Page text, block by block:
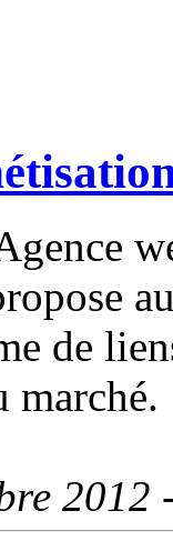
de
marché.
2012